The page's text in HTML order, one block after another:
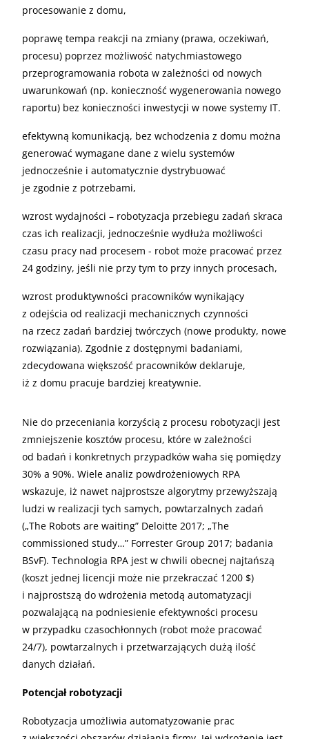
procesowanie z domu,
poprawę tempa reakcji na zmiany (prawa, oczekiwań,
procesu) poprzez możliwość natychmiastowego
przeprogramowania robota w zależności od nowych
uwarunkowań (np. konieczność wygenerowania nowego
raportu) bez konieczności inwestycji w nowe systemy IT.
efektywną komunikacją, bez wchodzenia z domu można
generować wymagane dane z wielu systemów
jednocześnie i automatycznie dystrybuować
je zgodnie z potrzebami,
wzrost wydajności – robotyzacja przebiegu zadań skraca
czas ich realizacji, jednocześnie wydłuża możliwości
czasu pracy nad procesem - robot może pracować przez
24 godziny, jeśli nie przy tym to przy innych procesach,
wzrost produktywności pracowników wynikający
z odejścia od realizacji mechanicznych czynności
na rzecz zadań bardziej twórczych (nowe produkty, nowe
rozwiązania). Zgodnie z dostępnymi badaniami,
zdecydowana większość pracowników deklaruje,
iż z domu pracuje bardziej kreatywnie.
Nie do przeceniania korzyścią z procesu robotyzacji jest
zmniejszenie kosztów procesu, które w zależności
od badań i konkretnych przypadków waha się pomiędzy
30% a 90%. Wiele analiz powdrożeniowych RPA
wskazuje, iż nawet najprostsze algorytmy przewyższają
ludzi w realizacji tych samych, powtarzalnych zadań
(„The Robots are waiting” Deloitte 2017; „The
commissioned study…” Forrester Group 2017; badania
BSvF). Technologia RPA jest w chwili obecnej najtańszą
(koszt jednej licencji może nie przekraczać 1200 $)
i najprostszą do wdrożenia metodą automatyzacji
pozwalającą na podniesienie efektywności procesu
w przypadku czasochłonnych (robot może pracować
24/7), powtarzalnych i przetwarzających dużą ilość
danych działań.
Potencjał robotyzacji
Robotyzacja umożliwia automatyzowanie prac